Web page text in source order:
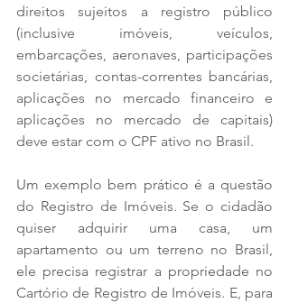
direitos sujeitos a registro público
(inclusive imóveis, veículos,
embarcações, aeronaves, participações
societárias, contas-correntes bancárias,
aplicações no mercado financeiro e
aplicações no mercado de capitais)
deve estar com o CPF ativo no Brasil.
Um exemplo bem prático é a questão
do Registro de Imóveis. Se o cidadão
quiser adquirir uma casa, um
apartamento ou um terreno no Brasil,
ele precisa registrar a propriedade no
Cartório de Registro de Imóveis. E, para